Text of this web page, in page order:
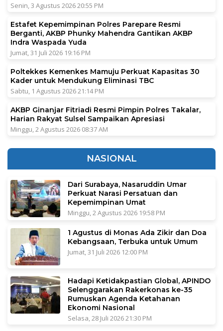
Senin, 3 Agustus 2026 20:55 PM
Estafet Kepemimpinan Polres Parepare Resmi
Berganti, AKBP Phunky Mahendra Gantikan AKBP
Indra Waspada Yuda
Jumat, 31 Juli 2026 19:16 PM
Poltekkes Kemenkes Mamuju Perkuat Kapasitas 30
Kader untuk Mendukung Eliminasi TBC
Sabtu, 1 Agustus 2026 21:14 PM
AKBP Ginanjar Fitriadi Resmi Pimpin Polres Takalar,
Harian Rakyat Sulsel Sampaikan Apresiasi
Minggu, 2 Agustus 2026 08:37 AM
NASIONAL
Dari Surabaya, Nasaruddin Umar
Perkuat Narasi Persatuan dan
Kepemimpinan Umat
Minggu, 2 Agustus 2026 19:58 PM
1 Agustus di Monas Ada Zikir dan Doa
Kebangsaan, Terbuka untuk Umum
Jumat, 31 Juli 2026 12:00 PM
Hadapi Ketidakpastian Global, APINDO
Selenggarakan Rakerkonas ke-35
Rumuskan Agenda Ketahanan
Ekonomi Nasional
Selasa, 28 Juli 2026 21:30 PM